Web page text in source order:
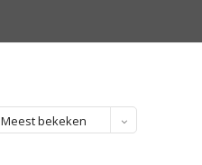
Meest bekeken